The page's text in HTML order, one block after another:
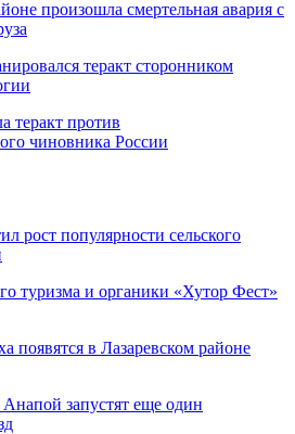
произошла смертельная авария с
теракт сторонником
теракт против
чиновника России
рост популярности сельского
туризма и органики «Хутор Фест»
появятся в Лазаревском районе
запустят еще один